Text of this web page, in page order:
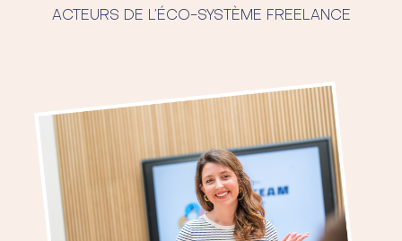
ACTEURS DE L’ÉCO-SYSTÈME FREELANCE